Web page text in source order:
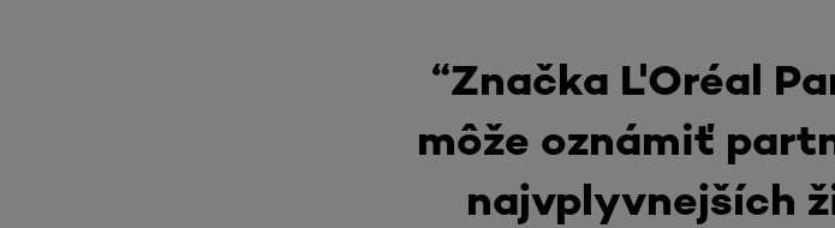
“Značka L'Oréal
môže oznámiť
najvplyvnejších